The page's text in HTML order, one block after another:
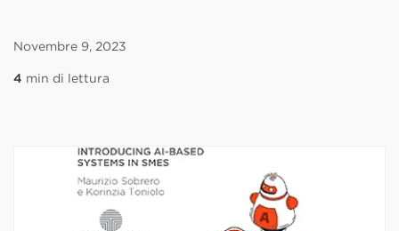
Novembre 9, 2023
4 min di lettura